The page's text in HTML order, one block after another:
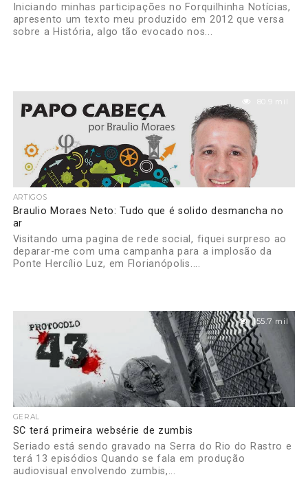
Iniciando minhas participações no Forquilhinha Notícias,
apresento um texto meu produzido em 2012 que versa
sobre a História, algo tão evocado nos...
80.9 mil
ARTIGOS
Braulio Moraes Neto: Tudo que é solido desmancha no
ar
Visitando uma pagina de rede social, fiquei surpreso ao
deparar-me com uma campanha para a implosão da
Ponte Hercílio Luz, em Florianópolis....
155.7 mil
GERAL
SC terá primeira websérie de zumbis
Seriado está sendo gravado na Serra do Rio do Rastro e
terá 13 episódios Quando se fala em produção
audiovisual envolvendo zumbis,...